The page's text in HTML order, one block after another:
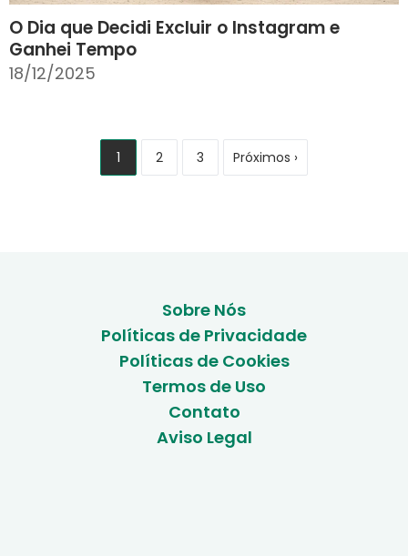
O Dia que Decidi Excluir o Instagram e
Ganhei Tempo
18/12/2025
Paginação
1 2 3 Próximos ›
Sobre Nós
Políticas de Privacidade
Políticas de Cookies
Termos de Uso
Contato
Aviso Legal